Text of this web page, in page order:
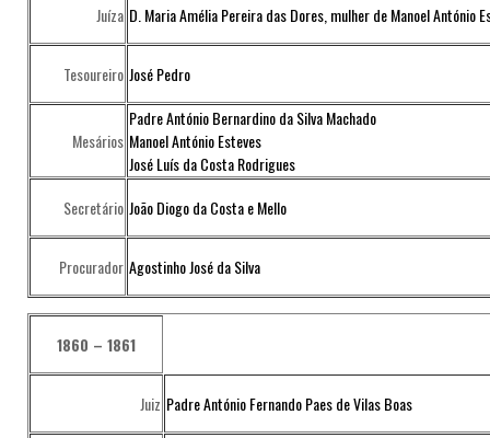
Juíza D. Maria Amélia Pereira das Dores, mulher de Manoel António
Tesoureiro José Pedro
Mesários
Padre António Bernardino da Silva Machado
Manoel António Esteves
José Luís da Costa Rodrigues
Secretário João Diogo da Costa e Mello
Procurador Agostinho José da Silva
1860 – 1861
Juiz Padre António Fernando Paes de Vilas Boas